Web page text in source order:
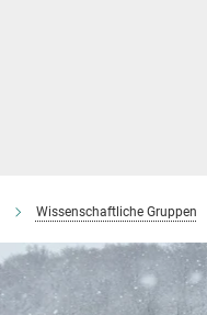
Wissenschaftliche Gruppen